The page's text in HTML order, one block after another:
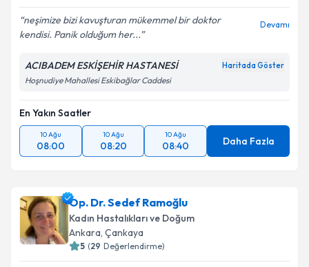
neşimize bizi kavuşturan mükemmel bir doktor
kendisi. Panik olduğum her...
Devamı
ACIBADEM ESKİŞEHİR HASTANESİ Haritada Göster
Hoşnudiye Mahallesi Eskibağlar Caddesi
En Yakın Saatler
10 Ağu
08:00
10 Ağu
08:20
10 Ağu
08:40 Daha Fazla
Op. Dr. Sedef Ramoğlu
Kadın Hastalıkları ve Doğum
Ankara, Çankaya
5 (29 Değerlendirme)